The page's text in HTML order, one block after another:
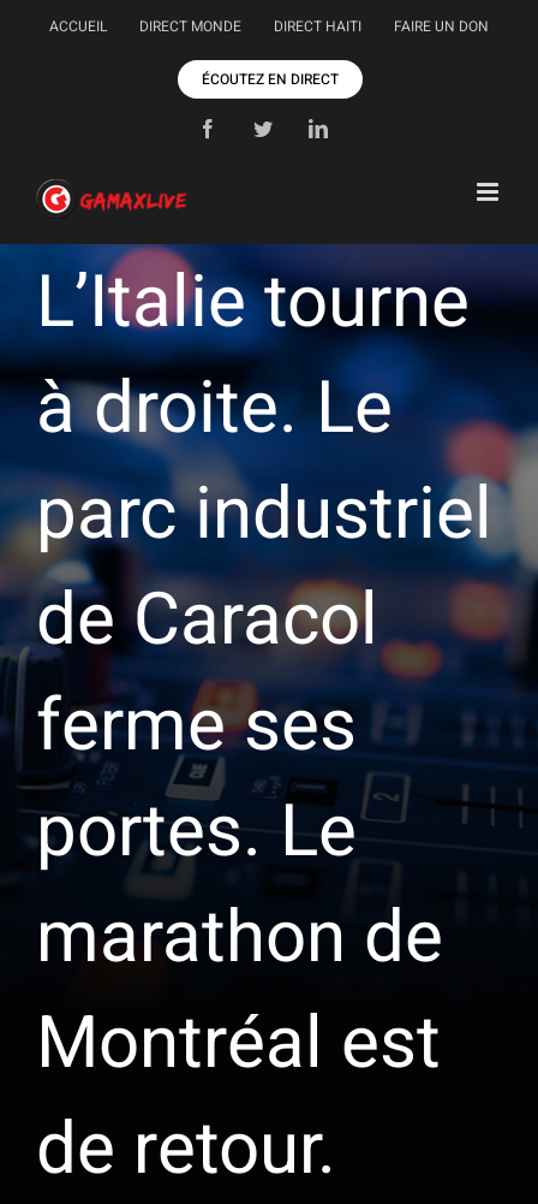
PasserACCUEIL DIRECT MONDE DIRECT HAITI FAIRE UN DON
ÉCOUTEZ EN DIRECT
FacebookTwitterLinkedIn
L’Italie tourne
à droite. Le
parc industriel
de Caracol
ferme ses
portes. Le
marathon de
Montréal est
de retour.